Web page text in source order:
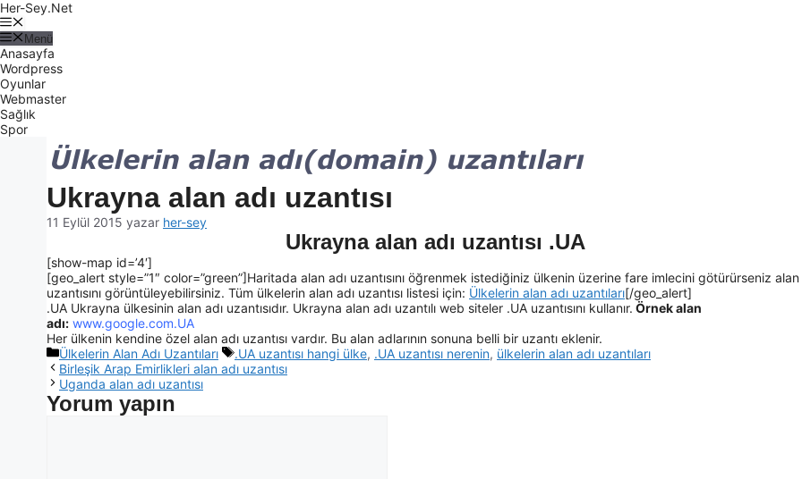
Her-Sey.Net
Menü
Anasayfa
Wordpress
Oyunlar
Webmaster
Sağlık
Spor
Ukrayna alan adı uzantısı
11 Eylül 2015 yazar her-sey
Ukrayna alan adı uzantısı .UA
[show-map id=’4′]
[geo_alert style=”1″ color=”green”]Haritada alan adı uzantısını öğrenmek istediğiniz ülkenin üzerine fare imlecini götürürseniz alan
uzantısını görüntüleyebilirsiniz. Tüm ülkelerin alan adı uzantısı listesi için: Ülkelerin alan adı uzantıları[/geo_alert]
.UA Ukrayna ülkesinin alan adı uzantısıdır. Ukrayna alan adı uzantılı web siteler .UA uzantısını kullanır. Örnek alan
adı: www.google.com.UA
Her ülkenin kendine özel alan adı uzantısı vardır. Bu alan adlarının sonuna belli bir uzantı eklenir.
Ülkelerin Alan Adı Uzantıları
.UA uzantısı hangi ülke, .UA uzantısı nerenin, ülkelerin alan adı uzantıları
Birleşik Arap Emirlikleri alan adı uzantısı
Uganda alan adı uzantısı
Yorum yapın